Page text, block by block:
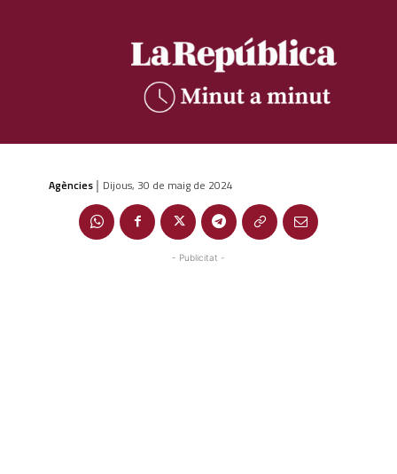
Agències | Dijous, 30 de maig de 2024
- Publicitat -